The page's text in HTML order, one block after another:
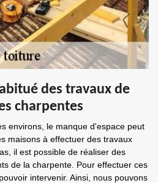
des travaux de
charpentes
environs, le manque d'espace peut
maisons à effectuer des travaux
il est possible de réaliser des
de la charpente. Pour effectuer ces
intervenir. Ainsi, nous pouvons